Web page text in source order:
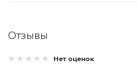
Отзывы
Нет оценок